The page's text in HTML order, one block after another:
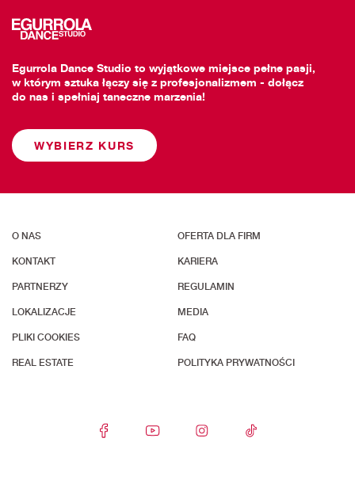
Egurrola Dance Studio to wyjątkowe miejsce pełne pasji,
w którym sztuka łączy się z profesjonalizmem - dołącz
do nas i spełniaj taneczne marzenia!
WYBIERZ KURS
O NAS OFERTA DLA FIRM
KONTAKT KARIERA
PARTNERZY REGULAMIN
LOKALIZACJE MEDIA
PLIKI COOKIES FAQ
REAL ESTATE POLITYKA PRYWATNOŚCI